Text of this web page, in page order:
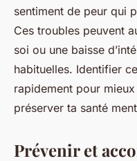
sentiment de peur qui
Ces troubles peuvent
soi ou une baisse
habituelles. Identifier
rapidement pour
préserver ta santé
Prévenir et